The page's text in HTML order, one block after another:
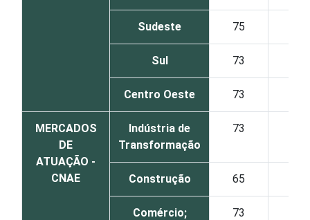
Sudeste 75
Sul 73
Centro Oeste 73
MERCADOS
DE
ATUAÇÃO -
CNAE
Indústria de
Transformação
73
Construção 65
Comércio;
73